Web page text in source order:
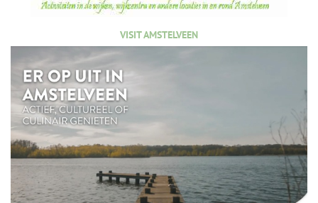
VISIT AMSTELVEEN